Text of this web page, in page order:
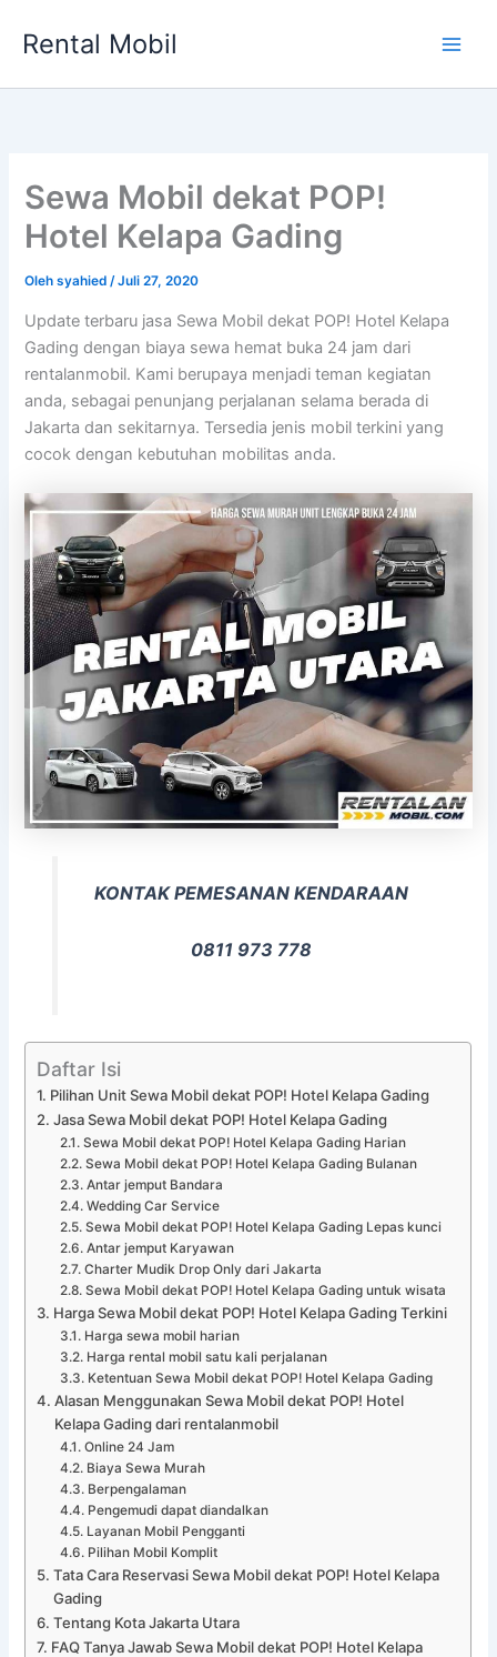
Rental Mobil
Sewa Mobil dekat POP!
Hotel Kelapa Gading
Olehsyahied/Juli 27, 2020
Update terbaru jasa Sewa Mobil dekat POP! Hotel Kelapa
Gading dengan biaya sewa hemat buka 24 jam dari
rentalanmobil. Kami berupaya menjadi teman kegiatan
anda, sebagai penunjang perjalanan selama berada di
Jakarta dan sekitarnya. Tersedia jenis mobil terkini yang
cocok dengan kebutuhan mobilitas anda.
KONTAK PEMESANAN KENDARAAN
0811 973 778
Daftar Isi
Pilihan Unit Sewa Mobil dekat POP! Hotel Kelapa Gading
Jasa Sewa Mobil dekat POP! Hotel Kelapa Gading
Sewa Mobil dekat POP! Hotel Kelapa Gading Harian
Sewa Mobil dekat POP! Hotel Kelapa Gading Bulanan
Antar jemput Bandara
Wedding Car Service
Sewa Mobil dekat POP! Hotel Kelapa Gading Lepas kunci
Antar jemput Karyawan
Charter Mudik Drop Only dari Jakarta
Sewa Mobil dekat POP! Hotel Kelapa Gading untuk wisata
Harga Sewa Mobil dekat POP! Hotel Kelapa Gading Terkini
Harga sewa mobil harian
Harga rental mobil satu kali perjalanan
Ketentuan Sewa Mobil dekat POP! Hotel Kelapa Gading
Alasan Menggunakan Sewa Mobil dekat POP! Hotel
Kelapa Gading dari rentalanmobil
Online 24 Jam
Biaya Sewa Murah
Berpengalaman
Pengemudi dapat diandalkan
Layanan Mobil Pengganti
Pilihan Mobil Komplit
Tata Cara Reservasi Sewa Mobil dekat POP! Hotel Kelapa
Gading
Tentang Kota Jakarta Utara
FAQ Tanya Jawab Sewa Mobil dekat POP! Hotel Kelapa